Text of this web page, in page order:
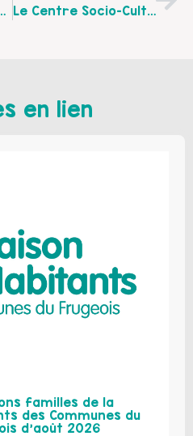
En Mars, Le Mois Des Petits Le Centre Socio-Culturel Le Nautilus Organise Un Stage D’autodéfense Féministe, Les 21 Et 22 Mars 2023
en lien
familles de la
des Communes du
d’août 2026